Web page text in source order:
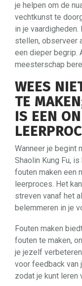
je helpen om de
vechtkunst te
in je
stellen, observeer
een dieper begrip.
meesterschap
WEES
TE
IS EEN
Wanneer je begint
Shaolin Kung Fu,
fouten maken een
leerproces. Het
streven vanaf het
belemmeren in je
Fouten maken
fouten te maken,
je jezelf
voor feedback van
zodat je kunt leren